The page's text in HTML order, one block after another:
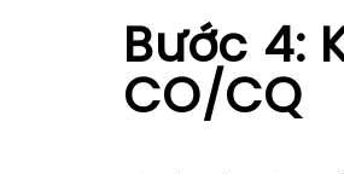
Bước 4:
CO/CQ